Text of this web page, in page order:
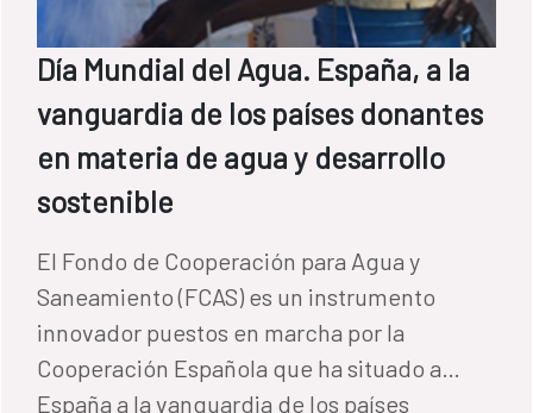
Día Mundial del Agua. España, a la
vanguardia de los países donantes
en materia de agua y desarrollo
sostenible
El Fondo de Cooperación para Agua y
Saneamiento (FCAS) es un instrumento
innovador puestos en marcha por la
Cooperación Española que ha situado a
España a la vanguardia de los países